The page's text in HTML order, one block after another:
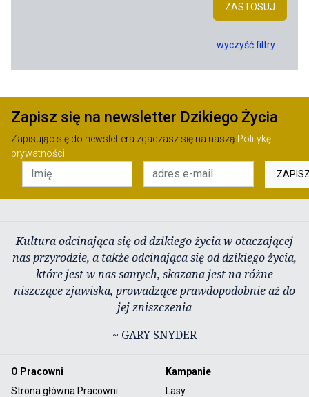
ZASTOSUJ
wyczyść filtry
Zapisz się na newsletter Dzikiego Życia
Zapisując się do newslettera zgadzasz się na naszą Politykę
prywatności
Kultura odcinająca się od dzikiego życia w otaczającej
nas przyrodzie, a także odcinająca się od dzikiego życia,
które jest w nas samych, skazana jest na różne
niszczące zjawiska, prowadzące prawdopodobnie aż do
jej zniszczenia
~ GARY SNYDER
O Pracowni
Strona główna Pracowni
Kampanie
Lasy